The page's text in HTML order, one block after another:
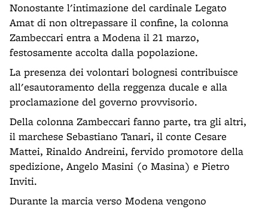
Nonostante l'intimazione del cardinale Legato
Amat di non oltrepassare il confine, la colonna
Zambeccari entra a Modena il 21 marzo,
festosamente accolta dalla popolazione.
La presenza dei volontari bolognesi contribuisce
all'esautoramento della reggenza ducale e alla
proclamazione del governo provvisorio.
Della colonna Zambeccari fanno parte, tra gli altri,
il marchese Sebastiano Tanari, il conte Cesare
Mattei, Rinaldo Andreini, fervido promotore della
spedizione, Angelo Masini (o Masina) e Pietro
Inviti.
Durante la marcia verso Modena vengono